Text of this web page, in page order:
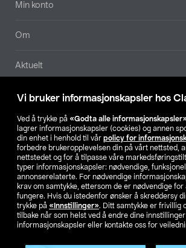
Vi bruker informasjonskapsler hos
Ved å trykke på «Godta alle
lagrer informasjonskapsler (cookies) og annen
din enhet i henhold til vår policy for
forbedre brukeropplevelsen din på vårt nettsted,
nettstedet og for å tilpasse våre
typer informasjonskapsler: nødvendige,
annonserelaterte. For nødvendige
krav om samtykke, ettersom de er nødvendige for
fungere. Hvis du istedenfor ønsker å skreddersy
trykke på «Innstillinger». Ditt samtykke er frivillig
tilbake når som helst ved å endre dine
informasjonskapsler eller kontakte oss for
Min konto
Om
Aktuelt
Våre selskaper
Finn din butikk
SE NO FI